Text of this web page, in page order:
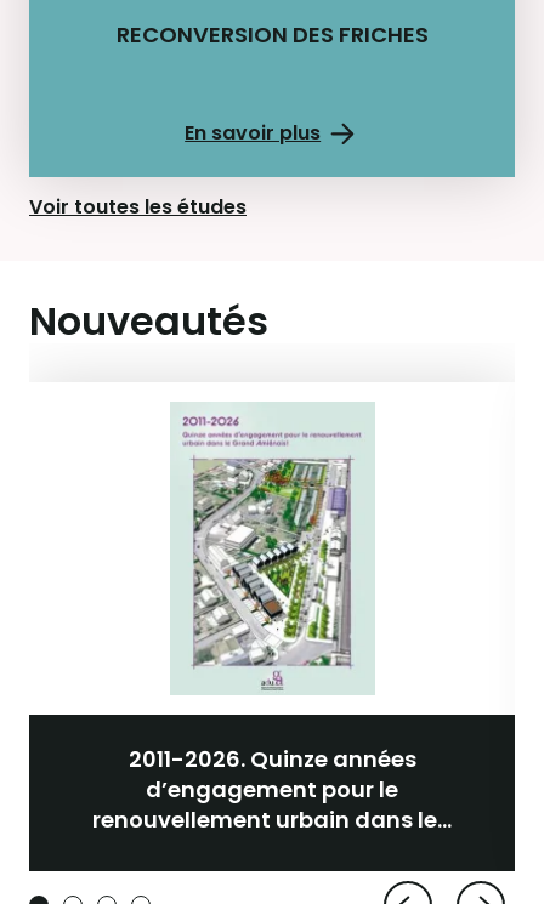
RECONVERSION DES FRICHES
En savoir plus
Voir toutes les études
Nouveautés
2011-2026. Quinze années
d’engagement pour le
renouvellement urbain dans le...